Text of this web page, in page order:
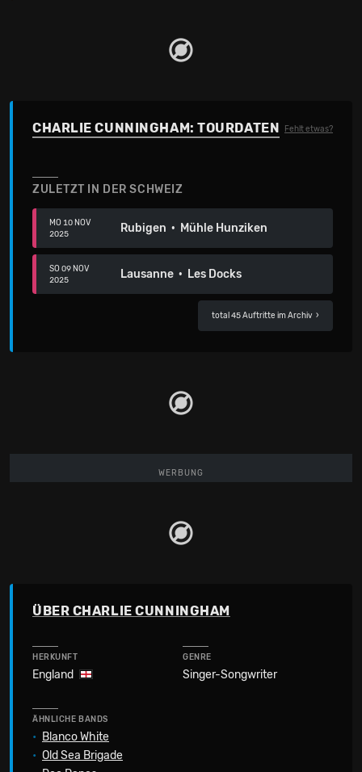
CHARLIE CUNNINGHAM: TOURDATEN Fehlt etwas?
ZULETZT IN DER SCHWEIZ
MO 10 NOV
2025
Rubigen · Mühle Hunziken
SO 09 NOV
2025
Lausanne · Les Docks
total 45 Auftritte im Archiv ›
WERBUNG
ÜBER CHARLIE CUNNINGHAM
HERKUNFT
England
GENRE
Singer-Songwriter
ÄHNLICHE BANDS
• Blanco White
• Old Sea Brigade